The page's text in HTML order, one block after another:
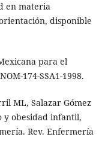
en materia
disponible
para el
174-SSA1-1998.
ML, Salazar Gómez
y obesidad infantil,
Rev. Enfermería